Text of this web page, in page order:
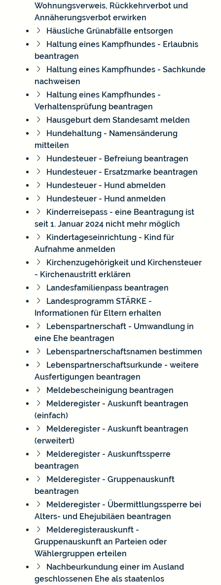
Wohnungsverweis, Rückkehrverbot und
Annäherungsverbot erwirken
Häusliche Grünabfälle entsorgen
Haltung eines Kampfhundes - Erlaubnis
beantragen
Haltung eines Kampfhundes - Sachkunde
nachweisen
Haltung eines Kampfhundes -
Verhaltensprüfung beantragen
Hausgeburt dem Standesamt melden
Hundehaltung - Namensänderung
mitteilen
Hundesteuer - Befreiung beantragen
Hundesteuer - Ersatzmarke beantragen
Hundesteuer - Hund abmelden
Hundesteuer - Hund anmelden
Kinderreisepass - eine Beantragung ist
seit 1. Januar 2024 nicht mehr möglich
Kindertageseinrichtung - Kind für
Aufnahme anmelden
Kirchenzugehörigkeit und Kirchensteuer
- Kirchenaustritt erklären
Landesfamilienpass beantragen
Landesprogramm STÄRKE -
Informationen für Eltern erhalten
Lebenspartnerschaft - Umwandlung in
eine Ehe beantragen
Lebenspartnerschaftsnamen bestimmen
Lebenspartnerschaftsurkunde - weitere
Ausfertigungen beantragen
Meldebescheinigung beantragen
Melderegister - Auskunft beantragen
(einfach)
Melderegister - Auskunft beantragen
(erweitert)
Melderegister - Auskunftssperre
beantragen
Melderegister - Gruppenauskunft
beantragen
Melderegister - Übermittlungssperre bei
Alters- und Ehejubiläen beantragen
Melderegisterauskunft -
Gruppenauskunft an Parteien oder
Wählergruppen erteilen
Nachbeurkundung einer im Ausland
geschlossenen Ehe als staatenlos